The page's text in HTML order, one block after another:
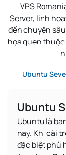
VPS
Server, linh
đến chuyên
họa quen
Ubuntu
Ubuntu
Ubuntu là
nay. Khi cài
đặc biệt phù